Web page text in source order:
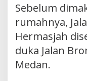
Sebelum
rumahnya,
Hermasjah
duka Jalan
Medan.